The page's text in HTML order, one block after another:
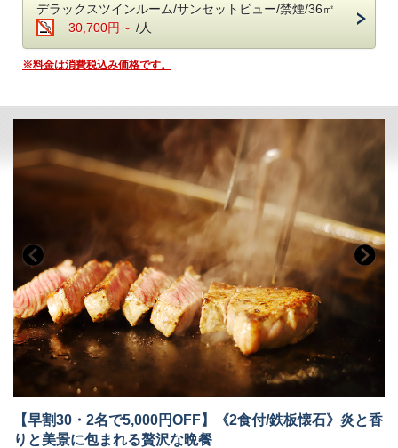
・メインラウンジ（スカイガーデン併設）：おつまみとドリンク
・スポットラウンジ：讃岐うどんのお夜食（21:00～23:30）
・ロビー＆カフェラウンジ（1F）：コーヒー、紅茶などのお飲み物
＜ライブラリー＞（7:00～12:00／15:00～24:00）
・お気に入りの一冊を
・12歳以下のお子様はご遠慮いただいております。
・8名様以上のご宿泊は事前にご相談ください。
・バリアフリー、ポーターサービスは未対応です。
湯気立つオープンキッチンから漂う香ばしさに、
誘われて、始まるのは五感で味わう、和とフレンチの美食饗宴。
物語を語るように一皿ずつ届けられる、華やかな演出。
目にも舌にも嬉しい“美味しい時間”を、心ゆくまでご堪能ください。
・お食事中のドリンクフリー
・会場 レストラン「ザ・マイルストーン」
・時間 17：30、18：00、18：30、19：00、19：30
（完全予約制。予約時にご指定ください）
ご希望のお時間が満席の際は、時間変更をお願いする場合がございま
■-朝のごちそう《和食御膳》-■
炊きたて土鍋ご飯のふわりと広がる甘い香り、
みずみずしい朝採れ野菜、濃厚な牧場直送の牛乳
契約農家や牧場から毎朝届く新鮮食材を使い、
一品一品丁寧に仕上げた、心と体にやさしい朝食です。
・会場 レストラン「ザ・マイルストーン」
・時間 7：00～10：00
■-オールインクルーシブで愉しむ癒しの空間-■
全館モダンデザインで統一された館内は、
大人の休日を過ごす 「大人の贅沢旅」にぴったり。
デラックスツインルーム/サンセットビュー/禁煙/36㎡
30,700円～ /人
※料金は消費税込み価格です。
【早割30・2名で5,000円OFF】《2食付/鉄板懐石》炎と香
りと美景に包まれる贅沢な晩餐